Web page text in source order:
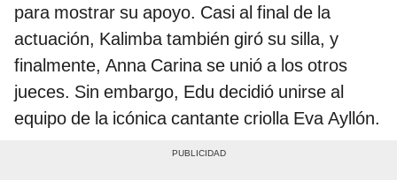
para mostrar su apoyo. Casi al final de la
actuación, Kalimba también giró su silla, y
finalmente, Anna Carina se unió a los otros
jueces. Sin embargo, Edu decidió unirse al
equipo de la icónica cantante criolla Eva Ayllón.